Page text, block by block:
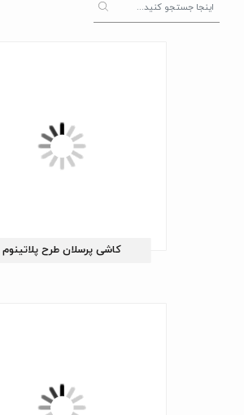
کاشی پرسلان طرح پلاتینوم